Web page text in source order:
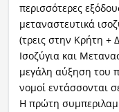
περισσότερες
μεταναστευτικά
(τρεις στην Κρήτη +
Ισοζύγια και
μεγάλη αύξηση του
νομοί εντάσσονται
Η πρώτη